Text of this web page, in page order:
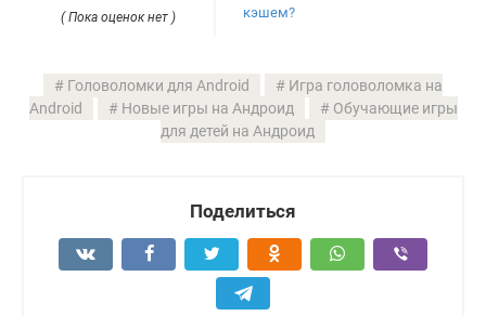
( Пока оценок нет )
кэшем?
Головоломки для Android
Игра головоломка на
Android
Новые игры на Андроид
Обучающие игры
для детей на Андроид
Поделиться